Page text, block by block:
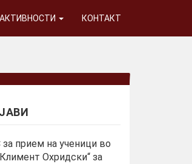
АКТИВНОСТИ КОНТАКТ
прием на ученици во
Охридски“ за